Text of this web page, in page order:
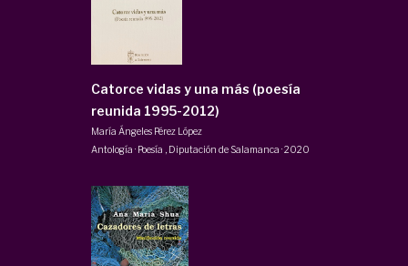
Catorce vidas y una más (poesía
reunida 1995-2012)
María Ángeles Pérez López
Antología · Poesía
Diputación de Salamanca ·2020